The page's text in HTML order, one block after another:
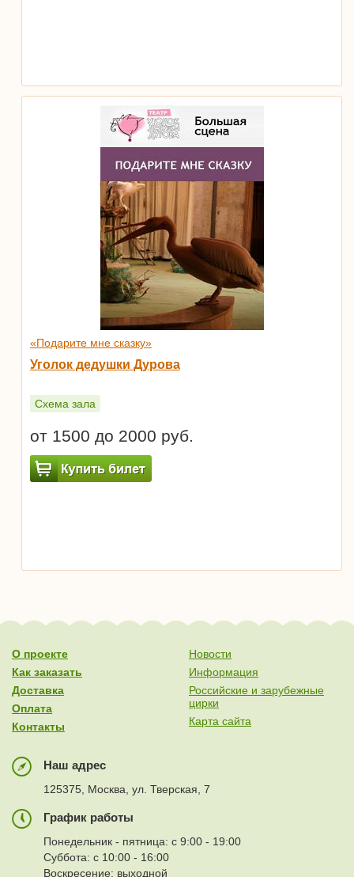
«Подарите мне сказку»
Уголок дедушки Дурова
Схема зала
от 1500 до 2000 руб.
О проекте
Как заказать
Доставка
Оплата
Контакты
Новости
Информация
Российские и зарубежные
цирки
Карта сайта
Наш адрес
125375, Москва, ул. Тверская, 7
График работы
Понедельник - пятница: с 9:00 - 19:00
Суббота: с 10:00 - 16:00
Воскресение: выходной